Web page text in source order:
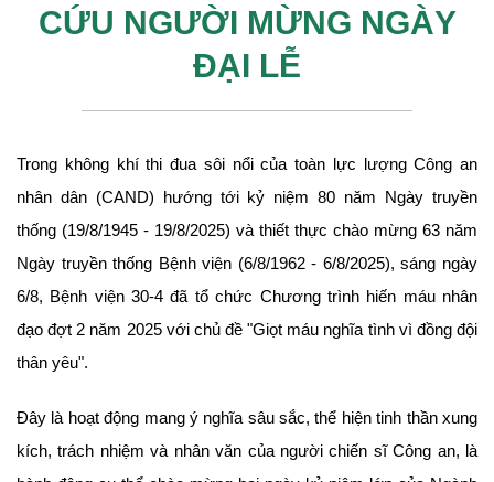
CỨU NGƯỜI MỪNG NGÀY
ĐẠI LỄ
Trong không khí thi đua sôi nổi của toàn lực lượng Công an
nhân dân (CAND) hướng tới kỷ niệm 80 năm Ngày truyền
thống (19/8/1945 - 19/8/2025) và thiết thực chào mừng 63 năm
Ngày truyền thống Bệnh viện (6/8/1962 - 6/8/2025), sáng ngày
6/8, Bệnh viện 30-4 đã tổ chức Chương trình hiến máu nhân
đạo đợt 2 năm 2025 với chủ đề "Giọt máu nghĩa tình vì đồng đội
thân yêu".
Đây là hoạt động mang ý nghĩa sâu sắc, thể hiện tinh thần xung
kích, trách nhiệm và nhân văn của người chiến sĩ Công an, là